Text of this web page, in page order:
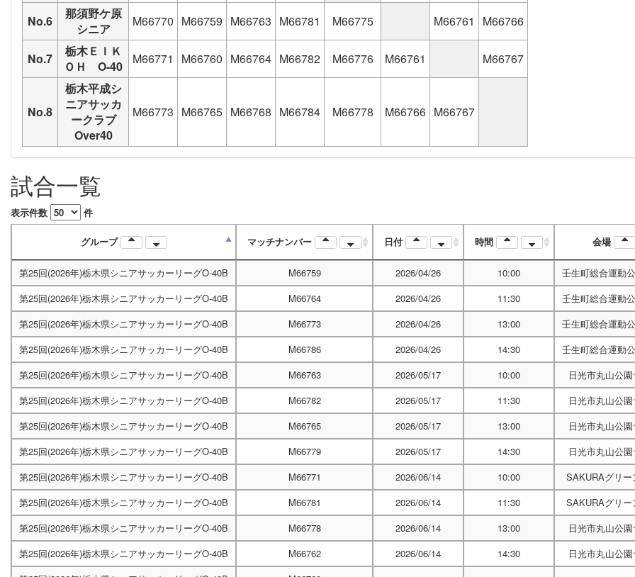
No.6
那須野ケ原
シニア
M66770 M66759 M66763 M66781 M66775 M66761 M66766
No.7
栃木ＥＩＫ
ＯＨ O-40
M66771 M66760 M66764 M66782 M66776 M66761 M66767
No.8
栃木平成シ
ニアサッカ
ークラブ
Over40
M66773 M66765 M66768 M66784 M66778 M66766 M66767
試合一覧
表示件数 件
グループ マッチナンバー 日付 時間 会場
第25回(2026年)栃木県シニアサッカーリーグO-40B M66759 2026/04/26 10:00 壬生町総合運動
第25回(2026年)栃木県シニアサッカーリーグO-40B
M66764 2026/04/26 11:30 壬生町総合運動
第25回(2026年)栃木県シニアサッカーリーグO-40B
M66773 2026/04/26 13:00 壬生町総合運動
第25回(2026年)栃木県シニアサッカーリーグO-40B
M66786 2026/04/26 14:30 壬生町総合運動
第25回(2026年)栃木県シニアサッカーリーグO-40B
M66763 2026/05/17 10:00 日光市丸山公
第25回(2026年)栃木県シニアサッカーリーグO-40B
M66782 2026/05/17 11:30 日光市丸山公
第25回(2026年)栃木県シニアサッカーリーグO-40B
M66765 2026/05/17 13:00 日光市丸山公
第25回(2026年)栃木県シニアサッカーリーグO-40B
M66779 2026/05/17 14:30 日光市丸山公
第25回(2026年)栃木県シニアサッカーリーグO-40B
M66771 2026/06/14 10:00 SAKURAグリー
第25回(2026年)栃木県シニアサッカーリーグO-40B
M66781 2026/06/14 11:30 SAKURAグリー
第25回(2026年)栃木県シニアサッカーリーグO-40B
M66778 2026/06/14 13:00 日光市丸山公
第25回(2026年)栃木県シニアサッカーリーグO-40B
M66762 2026/06/14 14:30 日光市丸山公